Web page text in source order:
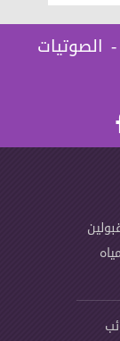
الصوتيات